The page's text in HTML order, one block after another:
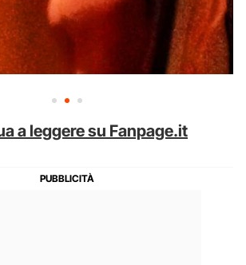
a leggere su Fanpage.it